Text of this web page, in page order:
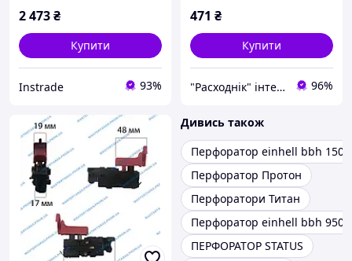
2 473₴
Купити
Instrade 93%
471 ₴
Купити
"Расходнік" інтернет магазин запчастин 96%
Дивись також
Перфоратор einhell bbh 1500
Перфоратор Протон
Перфоратори Титан
Перфоратор einhell bbh 950
ПЕРФОРАТОР STATUS